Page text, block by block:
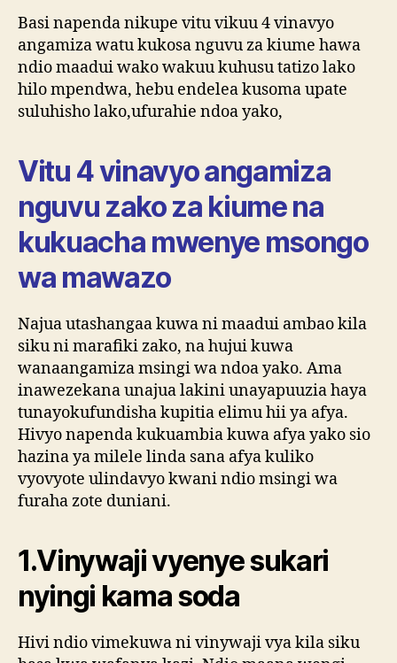
Basi napenda nikupe vitu vikuu 4 vinavyo
angamiza watu kukosa nguvu za kiume hawa
ndio maadui wako wakuu kuhusu tatizo lako
hilo mpendwa, hebu endelea kusoma upate
suluhisho lako,ufurahie ndoa yako,
Vitu 4 vinavyo angamiza
nguvu zako za kiume na
kukuacha mwenye msongo
wa mawazo
Najua utashangaa kuwa ni maadui ambao kila
siku ni marafiki zako, na hujui kuwa
wanaangamiza msingi wa ndoa yako. Ama
inawezekana unajua lakini unayapuuzia haya
tunayokufundisha kupitia elimu hii ya afya.
Hivyo napenda kukuambia kuwa afya yako sio
hazina ya milele linda sana afya kuliko
vyovyote ulindavyo kwani ndio msingi wa
furaha zote duniani.
1.Vinywaji vyenye sukari
nyingi kama soda
Hivi ndio vimekuwa ni vinywaji vya kila siku